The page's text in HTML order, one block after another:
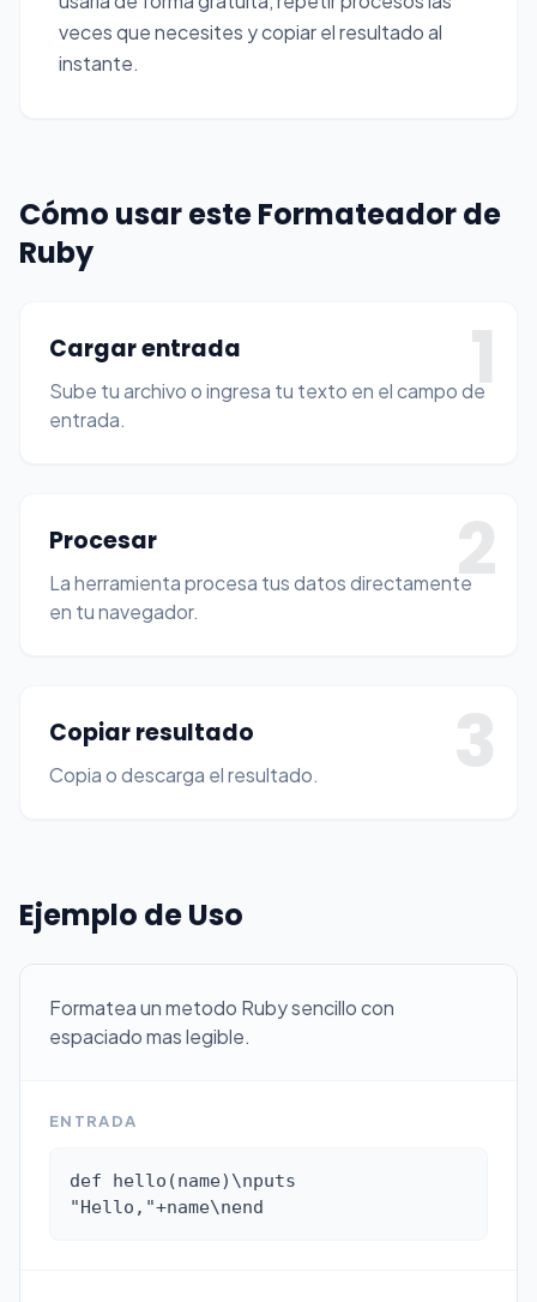
veces que necesites y copiar el resultado al
instante.
Cómo usar este Formateador de
Ruby
1
Cargar entrada
Sube tu archivo o ingresa tu texto en el campo de
entrada.
2
Procesar
La herramienta procesa tus datos directamente
en tu navegador.
3
Copiar resultado
Copia o descarga el resultado.
Ejemplo de Uso
Formatea un metodo Ruby sencillo con
espaciado mas legible.
ENTRADA
def hello(name)\nputs
"Hello,"+name\nend